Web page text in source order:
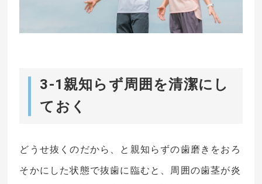
3-1親知らず周囲を清潔にし
ておく
どうせ抜くのだから、と親知らずの歯磨きをおろ
そかにした状態で抜歯に臨むと、周囲の歯茎が炎